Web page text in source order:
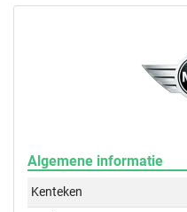
Algemene informatie
Kenteken